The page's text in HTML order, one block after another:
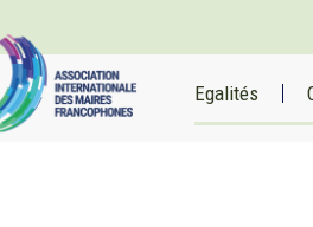
Egalités